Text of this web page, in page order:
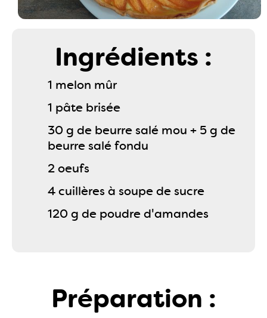
Ingrédients :
1 melon mûr
1 pâte brisée
30 g de beurre salé mou + 5 g de
beurre salé fondu
2 oeufs
4 cuillères à soupe de sucre
120 g de poudre d'amandes
Préparation :